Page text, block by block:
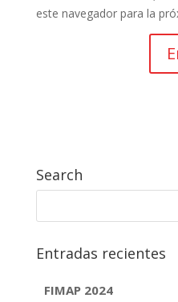
este navegador para la
Search
Entradas recientes
FIMAP 2024